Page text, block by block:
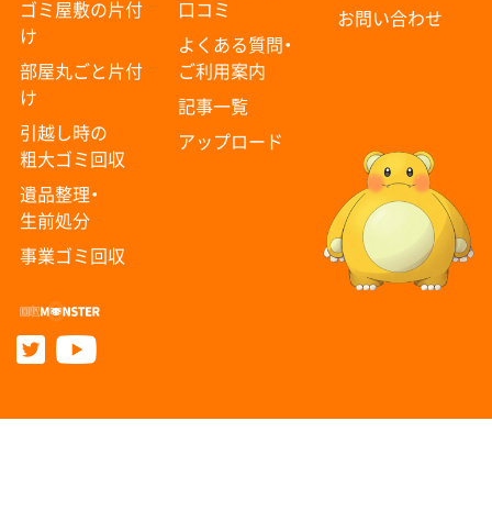
ゴミ屋敷の片付
け
部屋丸ごと片付
け
引越し時の
粗大ゴミ回収
遺品整理・
生前処分
事業ゴミ回収
口コミ
よくある質問・
ご利用案内
記事一覧
アップロード
お問い合わせ